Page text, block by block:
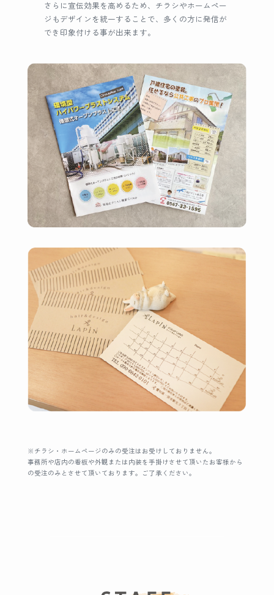
さらに宣伝効果を高めるため、チラシやホームペー
ジもデザインを統一することで、多くの方に発信が
でき印象付ける事が出来ます。
※チラシ・ホームページのみの受注はお受けしておりません。
事務所や店内の看板や外観または内装を手掛けさせて頂いたお客様から
の受注のみとさせて頂いております。ご了承ください。